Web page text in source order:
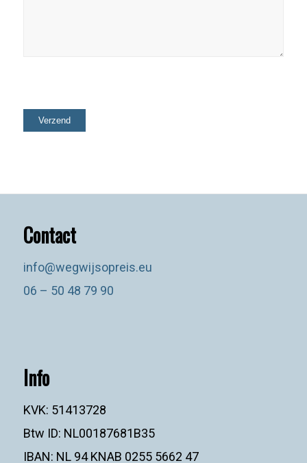
Contact
info@wegwijsopreis.eu
06 – 50 48 79 90
Info
KVK: 51413728
Btw ID: NL00187681B35
IBAN: NL 94 KNAB 0255 5662 47